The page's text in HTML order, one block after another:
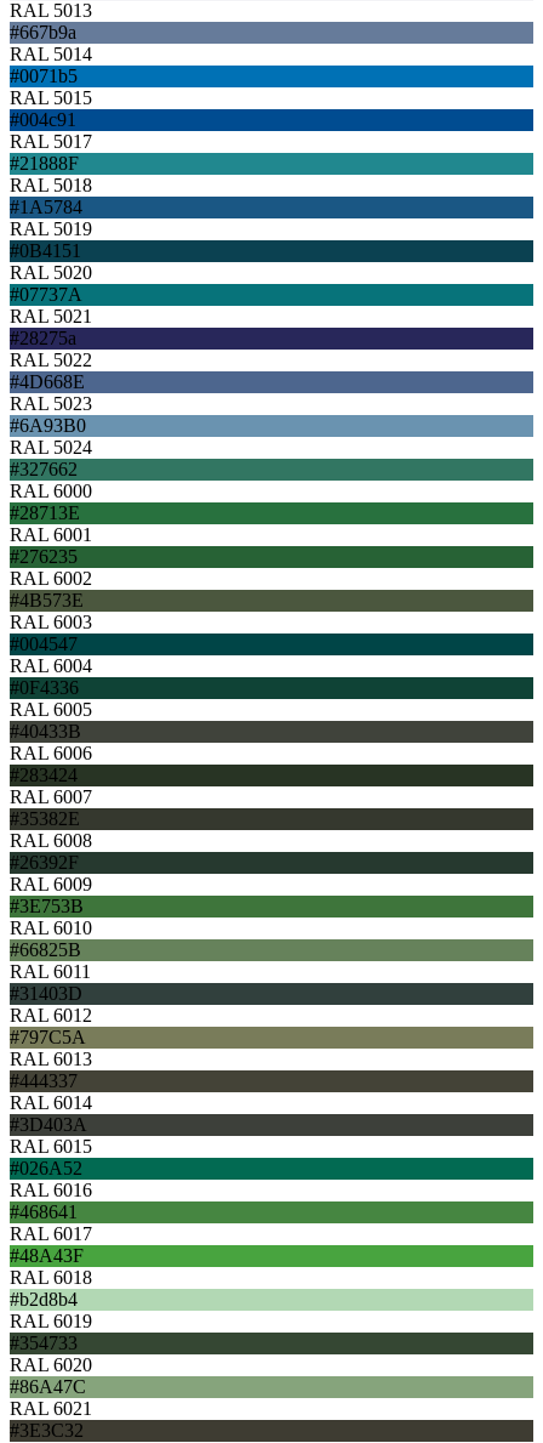
RAL 5013
#667b9a
RAL 5014
#0071b5
RAL 5015
#004c91
RAL 5017
#21888F
RAL 5018
#1A5784
RAL 5019
#0B4151
RAL 5020
#07737A
RAL 5021
#28275a
RAL 5022
#4D668E
RAL 5023
#6A93B0
RAL 5024
#327662
RAL 6000
#28713E
RAL 6001
#276235
RAL 6002
#4B573E
RAL 6003
#004547
RAL 6004
#0F4336
RAL 6005
#40433B
RAL 6006
#283424
RAL 6007
#35382E
RAL 6008
#26392F
RAL 6009
#3E753B
RAL 6010
#66825B
RAL 6011
#31403D
RAL 6012
#797C5A
RAL 6013
#444337
RAL 6014
#3D403A
RAL 6015
#026A52
RAL 6016
#468641
RAL 6017
#48A43F
RAL 6018
#b2d8b4
RAL 6019
#354733
RAL 6020
#86A47C
RAL 6021
#3E3C32